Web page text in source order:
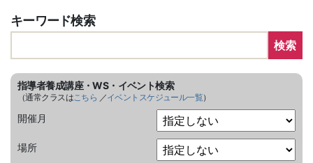
キーワード検索
検索
指導者養成講座・WS・イベント検索
（通常クラスはこちら ／イベントスケジュール一覧）
開催月
場所